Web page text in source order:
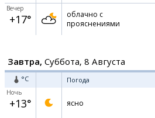
Вечер
+17°
облачно с
прояснениями
Завтра, Суббота, 8 Августа
°C Погода
Ночь
+13° ясно